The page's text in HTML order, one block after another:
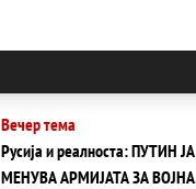
Вечер тема
Русија и реалноста: ПУТИН ЈА
МЕНУВА АРМИЈАТА ЗА ВОЈНА